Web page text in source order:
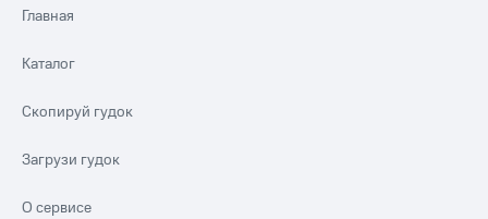
Главная
Каталог
Скопируй гудок
Загрузи гудок
О сервисе